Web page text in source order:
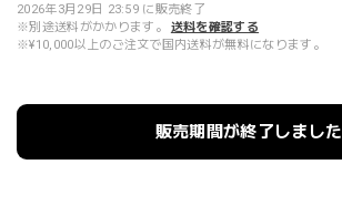
2026年3月29日 23:59 に販売終了
※別途送料がかかります。
送料を確認する
※¥10,000以上のご注文で国内送料が無料になります。
販売期間が終了しました